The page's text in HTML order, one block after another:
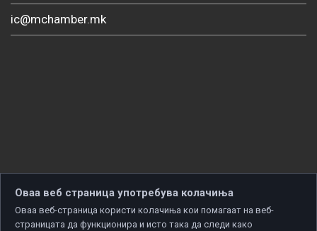
ic@mchamber.mk
Оваа веб страница употребува колачиња
Оваа веб-страница користи колачиња кои помагаат на веб-
страницата да функционира и исто така да следи како